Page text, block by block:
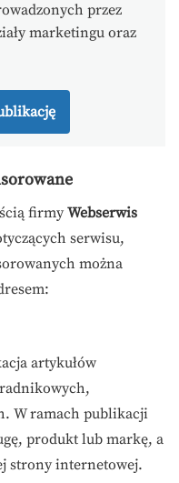
przez
marketingu oraz
firmy Webserwis
serwisu,
można
artykułów
W ramach publikacji
produkt lub markę, a
strony internetowej.